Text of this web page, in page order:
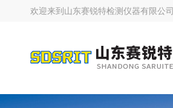
欢迎来到 山东赛锐特检测仪器有限公司